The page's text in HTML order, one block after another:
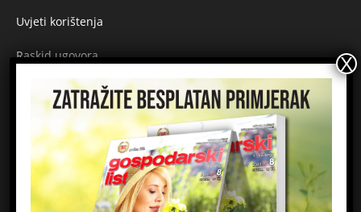
Uvjeti korištenja
Raskid ugovora
Načini plaćanja
Sigurnost plaćanja
Prijavite se na newsletter